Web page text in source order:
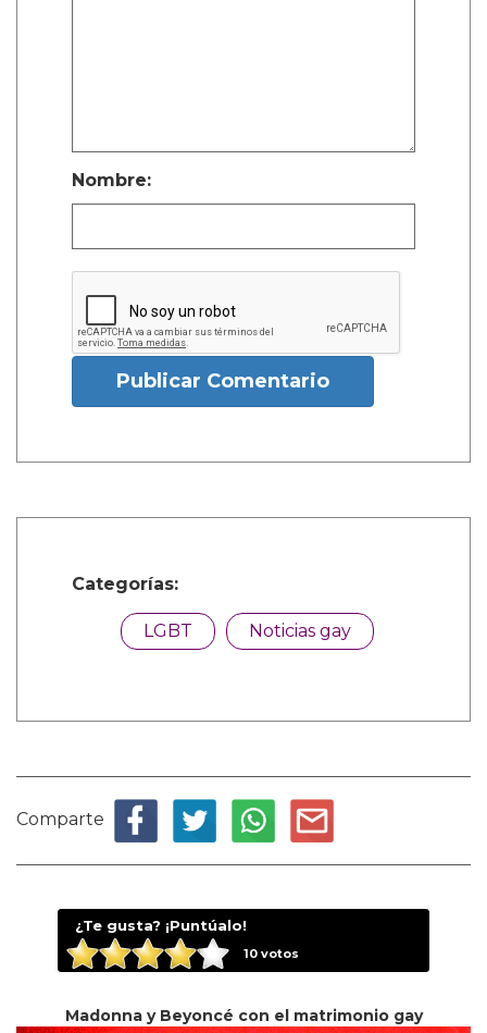
Nombre:
Publicar Comentario
Categorías:
LGBT Noticias gay
Comparte
¿Te gusta? ¡Puntúalo!
10votos
Madonna y Beyoncé con el matrimonio gay